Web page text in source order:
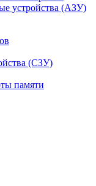
устройства (АЗУ)
(СЗУ)
памяти